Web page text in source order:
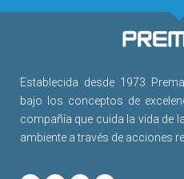
Establecida desde 1973
bajo los conceptos de
compañía que cuida la vida de
ambiente a través de acciones